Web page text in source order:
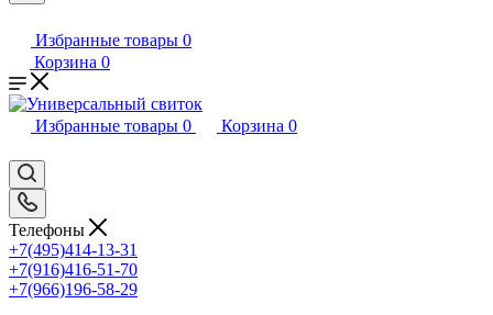
Избранные товары 0
Корзина 0
Избранные товары 0 Корзина 0
Телефоны
+7(495)414-13-31
+7(916)416-51-70
+7(966)196-58-29